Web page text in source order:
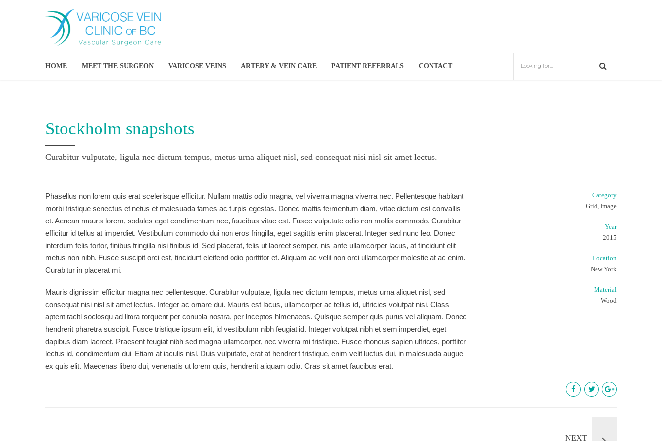
HOME MEET THE SURGEON VARICOSE VEINS ARTERY & VEIN CARE PATIENT REFERRALS CONTACT
Stockholm snapshots
Curabitur vulputate, ligula nec dictum tempus, metus urna aliquet nisl, sed consequat nisi nisl sit amet lectus.
Phasellus non lorem quis erat scelerisque efficitur. Nullam mattis odio magna, vel viverra magna viverra nec. Pellentesque habitant
morbi tristique senectus et netus et malesuada fames ac turpis egestas. Donec mattis fermentum diam, vitae dictum est convallis
et. Aenean mauris lorem, sodales eget condimentum nec, faucibus vitae est. Fusce vulputate odio non mollis commodo. Curabitur
efficitur id tellus at imperdiet. Vestibulum commodo dui non eros fringilla, eget sagittis enim placerat. Integer sed nunc leo. Donec
interdum felis tortor, finibus fringilla nisi finibus id. Sed placerat, felis ut laoreet semper, nisi ante ullamcorper lacus, at tincidunt elit
metus non nibh. Fusce suscipit orci est, tincidunt eleifend odio porttitor et. Aliquam ac velit non orci ullamcorper molestie at ac enim.
Curabitur in placerat mi.
Mauris dignissim efficitur magna nec pellentesque. Curabitur vulputate, ligula nec dictum tempus, metus urna aliquet nisl, sed
consequat nisi nisl sit amet lectus. Integer ac ornare dui. Mauris est lacus, ullamcorper ac tellus id, ultricies volutpat nisi. Class
aptent taciti sociosqu ad litora torquent per conubia nostra, per inceptos himenaeos. Quisque semper quis purus vel aliquam. Donec
hendrerit pharetra suscipit. Fusce tristique ipsum elit, id vestibulum nibh feugiat id. Integer volutpat nibh et sem imperdiet, eget
dapibus diam laoreet. Praesent feugiat nibh sed magna ullamcorper, nec viverra mi tristique. Fusce rhoncus sapien ultrices, porttitor
lectus id, condimentum dui. Etiam at iaculis nisl. Duis vulputate, erat at hendrerit tristique, enim velit luctus dui, in malesuada augue
ex quis elit. Maecenas libero dui, venenatis ut lorem quis, hendrerit aliquam odio. Cras sit amet faucibus erat.
Category
Grid, Image
Year
2015
Location
New York
Material
Wood
NEXT